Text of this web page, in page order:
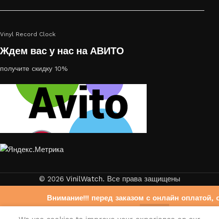
Внимание!!! перед заказом с онлайн оплатой,
Vinyl Record Clock
Ждем вас у нас на АВИТО
получите скидку 10%
© 2026 VinilWatch. Все права защищены